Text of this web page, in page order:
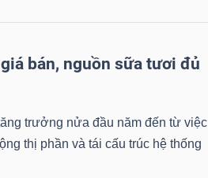
bán, nguồn sữa tươi đủ
trưởng nửa đầu năm đến từ việc
thị phần và tái cấu trúc hệ thống